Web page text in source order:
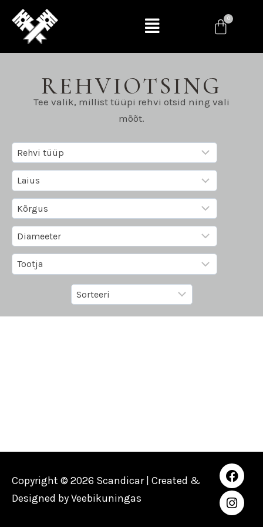
REHVIOTSING
Tee valik, millist tüüpi rehvi otsid ning vali
mõõt.
Copyright © 2026 Scandicar | Created &
Designed byVeebikuningas